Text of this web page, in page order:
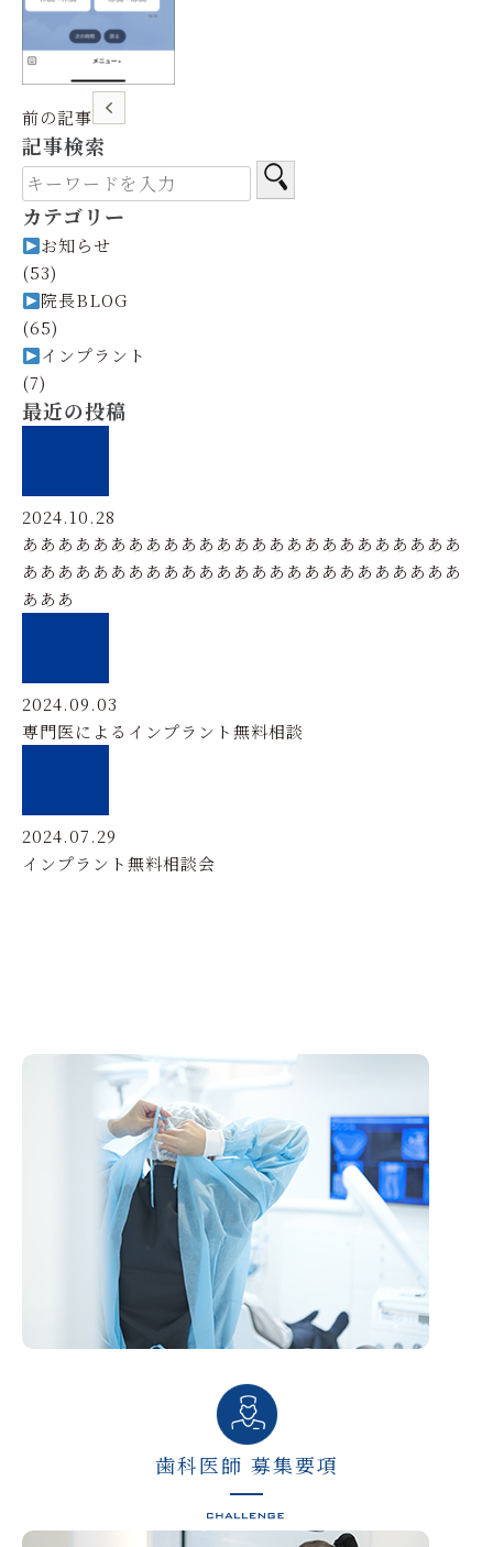
前の記事
記事検索
カテゴリー
お知らせ
(53)
院長BLOG
(65)
インプラント
(7)
最近の投稿
2024.10.28
あああああああああああああああああああああああああ
あああああああああああああああああああああああああ
あああ
2024.09.03
専門医によるインプラント無料相談
2024.07.29
インプラント無料相談会
歯科医師 募集要項